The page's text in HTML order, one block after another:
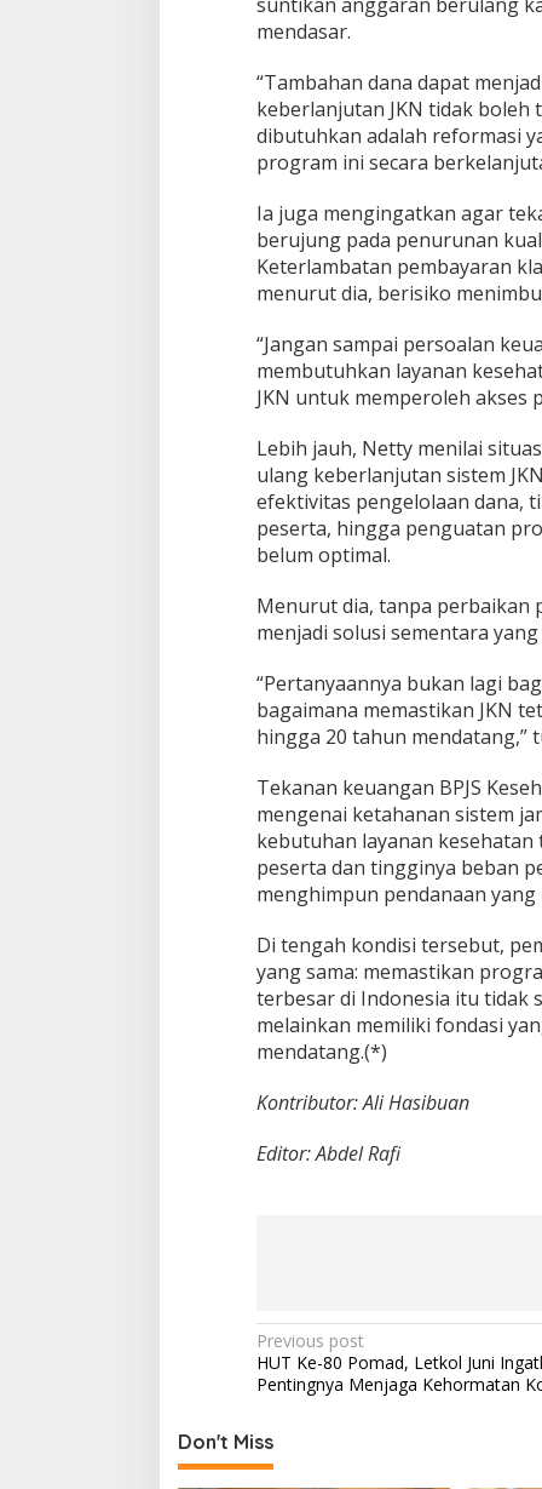
t
a
A
n
g
g
a
n
mendasar.
“Tambahan dana dapat
keberlanjutan JKN tidak boleh
dibutuhkan adalah reformasi
program ini secara
Ia juga mengingatkan agar
berujung pada penurunan
Keterlambatan pembayaran
menurut dia, berisiko
“Jangan sampai persoalan
membutuhkan layanan
JKN untuk memperoleh akses
Lebih jauh, Netty menilai
ulang keberlanjutan sistem
efektivitas pengelolaan dana,
peserta, hingga penguatan
belum optimal.
Menurut dia, tanpa perbaikan
menjadi solusi sementara
“Pertanyaannya bukan lagi
bagaimana memastikan JKN
hingga 20 tahun mendatang,”
Tekanan keuangan BPJS
mengenai ketahanan sistem
kebutuhan layanan
peserta dan tingginya beban
menghimpun pendanaan
Di tengah kondisi tersebut,
yang sama: memastikan
terbesar di Indonesia itu tidak
melainkan memiliki fondasi
mendatang.(*)
Kontributor: Ali Hasibuan
Editor: Abdel Rafi
P
o
t
Previous post
HUT Ke-80 Pomad, Letkol Juni
Pentingnya Menjaga Kehormatan
Don't Miss